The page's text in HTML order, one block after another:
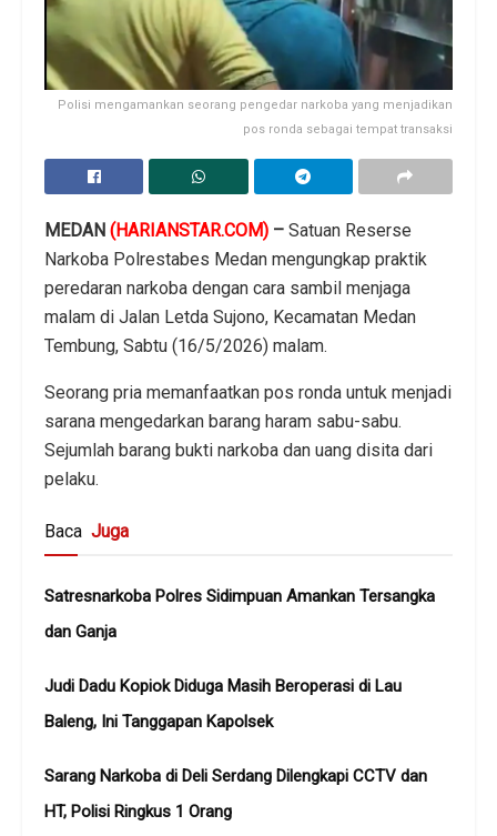
Polisi mengamankan seorang pengedar narkoba yang menjadikan
pos ronda sebagai tempat transaksi
MEDAN (HARIANSTAR.COM) – Satuan Reserse
Narkoba Polrestabes Medan mengungkap praktik
peredaran narkoba dengan cara sambil menjaga
malam di Jalan Letda Sujono, Kecamatan Medan
Tembung, Sabtu (16/5/2026) malam.
Seorang pria memanfaatkan pos ronda untuk menjadi
sarana mengedarkan barang haram sabu-sabu.
Sejumlah barang bukti narkoba dan uang disita dari
pelaku.
Baca Juga
Satresnarkoba Polres Sidimpuan Amankan Tersangka
dan Ganja
Judi Dadu Kopiok Diduga Masih Beroperasi di Lau
Baleng, Ini Tanggapan Kapolsek
Sarang Narkoba di Deli Serdang Dilengkapi CCTV dan
HT, Polisi Ringkus 1 Orang